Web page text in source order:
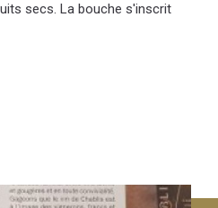
secs. La bouche s'inscrit